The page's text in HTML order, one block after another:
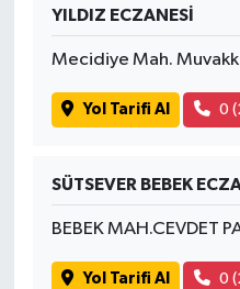
YILDIZ ECZANESİ
Mecidiye Mah.
Yol Tarifi Al 0
SÜTSEVER BEBEK
BEBEK MAH.CEVDET
Yol Tarifi Al 0
Manyas